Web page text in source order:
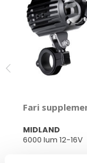
Fari
MIDLAND
6000 lum 12-16V